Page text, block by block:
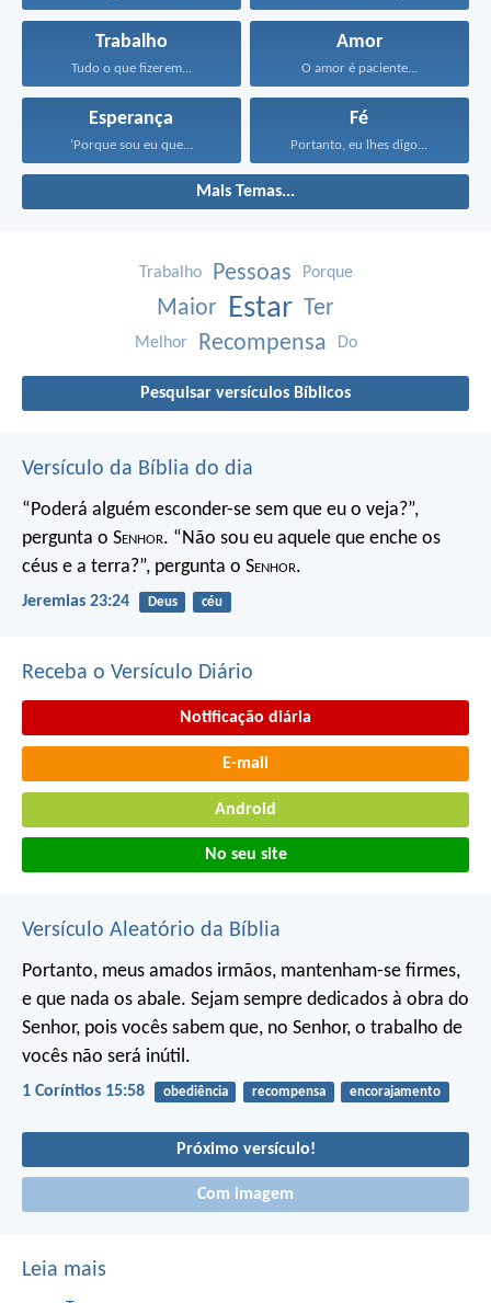
Trabalho
Tudo o que fizerem...
Amor
O amor é paciente...
Esperança
‘Porque sou eu que...
Fé
Portanto, eu lhes digo...
Mais Temas...
Trabalho Pessoas Porque
Maior Estar Ter
Melhor Recompensa Do
Pesquisar versículos Bíblicos
Versículo da Bíblia do dia
“Poderá alguém esconder-se sem que eu o veja?”,
pergunta o Senhor. “Não sou eu aquele que enche os
céus e a terra?”, pergunta o Senhor.
Jeremias 23:24 Deus céu
Receba o Versículo Diário
Notificação diária
E-mail
Android
No seu site
Versículo Aleatório da Bíblia
Portanto, meus amados irmãos, mantenham-se firmes,
e que nada os abale. Sejam sempre dedicados à obra do
Senhor, pois vocês sabem que, no Senhor, o trabalho de
vocês não será inútil.
1 Coríntios 15:58 obediência recompensa encorajamento
Próximo versículo!
Com imagem
Leia mais